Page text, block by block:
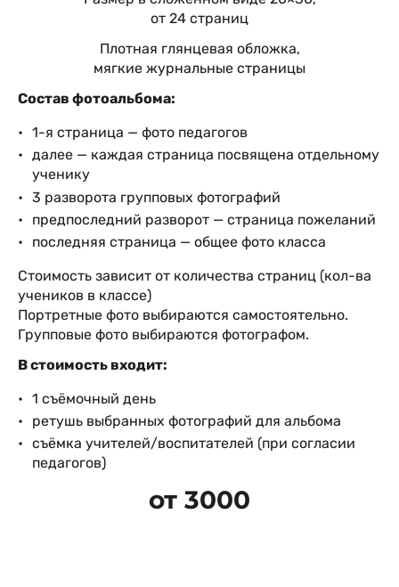
от 24 страниц
Плотная глянцевая обложка,
мягкие журнальные страницы
Состав фотоальбома:
1-я страница — фото педагогов
далее — каждая страница посвящена отдельному
ученику
3 разворота групповых фотографий
предпоследний разворот — страница пожеланий
последняя страница — общее фото класса
Стоимость зависит от количества страниц (кол-ва
учеников в классе)
Портретные фото выбираются самостоятельно.
Групповые фото выбираются фотографом.
В стоимость входит:
1 съёмочный день
ретушь выбранных фотографий для альбома
съёмка учителей/воспитателей (при согласии
педагогов)
от 3000